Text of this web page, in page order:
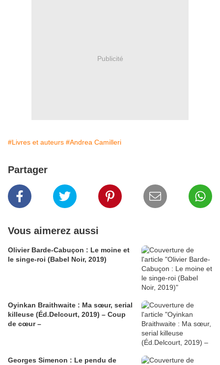
Publicité
#Livres et auteurs #Andrea Camilleri
Partager
Vous aimerez aussi
Olivier Barde-Cabuçon : Le moine et
le singe-roi (Babel Noir, 2019)
Oyinkan Braithwaite : Ma sœur, serial
killeuse (Éd.Delcourt, 2019) – Coup
de cœur –
Georges Simenon : Le pendu de